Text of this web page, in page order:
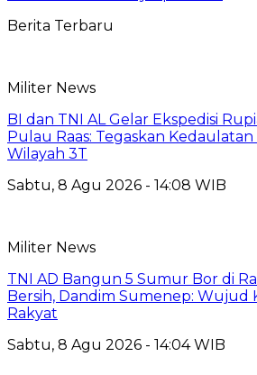
Berita Terbaru
Militer News
BI dan TNI AL Gelar Ekspedisi
Pulau Raas: Tegaskan
Wilayah 3T
Sabtu, 8 Agu 2026 - 14:08 WIB
Militer News
TNI AD Bangun 5 Sumur Bor di
Bersih, Dandim Sumenep: Wujud
Rakyat
Sabtu, 8 Agu 2026 - 14:04 WIB